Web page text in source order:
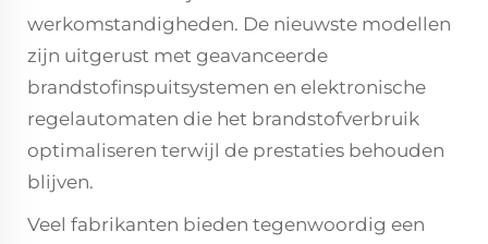
werkomstandigheden. De nieuwste modellen
zijn uitgerust met geavanceerde
brandstofinspuitsystemen en elektronische
regelautomaten die het brandstofverbruik
optimaliseren terwijl de prestaties behouden
blijven.
Veel fabrikanten bieden tegenwoordig een